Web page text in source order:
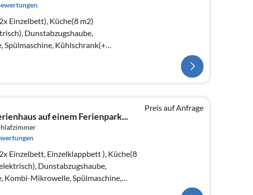
Einzelbett), Küche(8 m2)
Dunstabzugshaube,
Spülmaschine, Kühlschrank(+
auf einem Ferienpark...
Einzelbett, Einzelklappbett ), Küche(8
Dunstabzugshaube,
Kombi-Mikrowelle, Spülmaschine,
Preis auf Anfrage